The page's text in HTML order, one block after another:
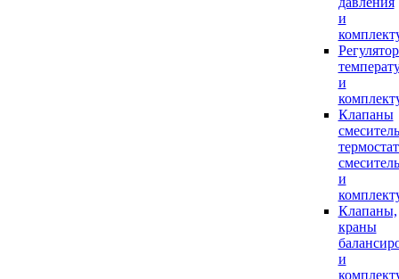
и
и
Клапаны
и
Клапаны,
краны
и